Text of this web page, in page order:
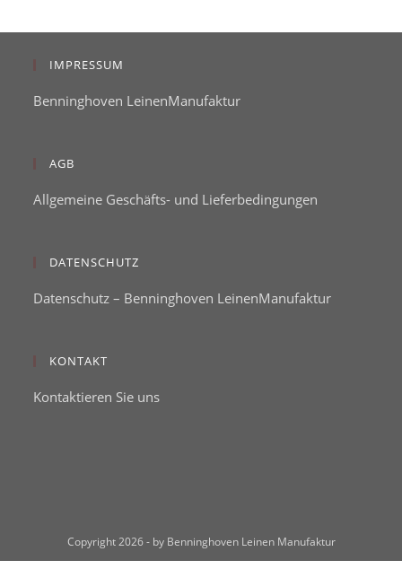
IMPRESSUM
Benninghoven LeinenManufaktur
AGB
Allgemeine Geschäfts- und Lieferbedingungen
DATENSCHUTZ
Datenschutz – Benninghoven LeinenManufaktur
KONTAKT
Kontaktieren Sie uns
Copyright 2026 - by Benninghoven Leinen Manufaktur